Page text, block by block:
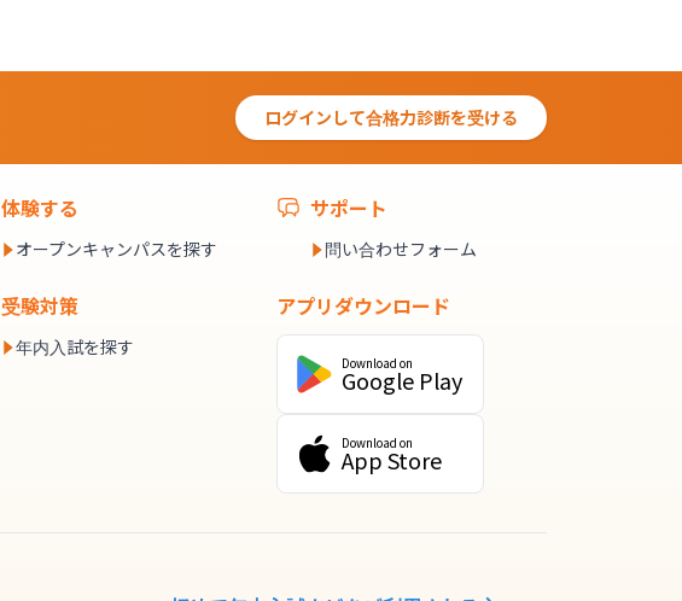
ログインして合格力診断を受ける
体験する
オープンキャンパスを探す
受験対策
年内入試を探す
サポート
問い合わせフォーム
アプリダウンロード
Download on
Google Play
Download on
App Store